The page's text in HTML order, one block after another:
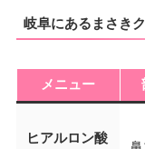
岐阜にあるまさき
メニュー
ヒアルロン酸